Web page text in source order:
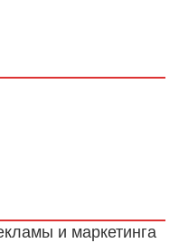
и маркетинга